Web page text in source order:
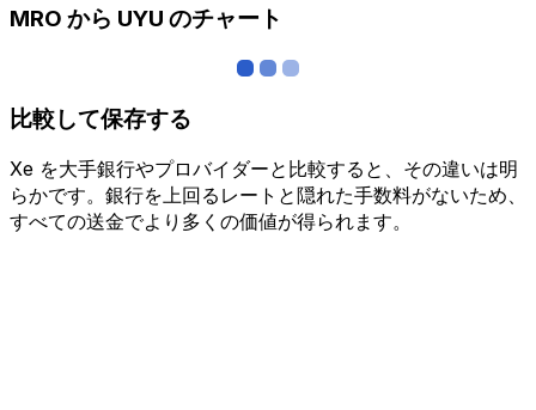
MRO から UYU のチャート
比較して保存する
Xe を大手銀行やプロバイダーと比較すると、その違いは明
らかです。銀行を上回るレートと隠れた手数料がないため、
すべての送金でより多くの価値が得られます。